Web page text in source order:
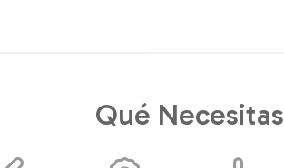
Qué Necesitas